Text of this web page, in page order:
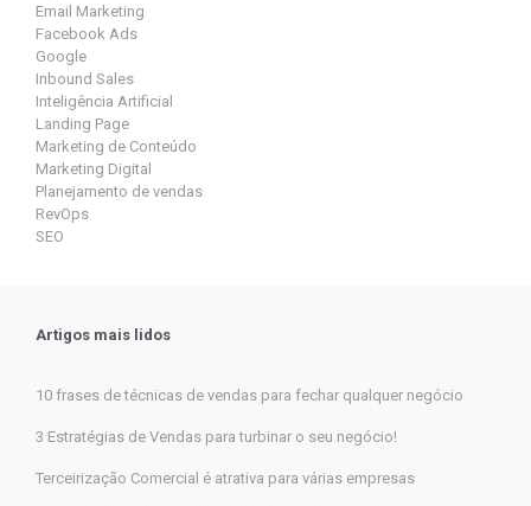
Email Marketing
Facebook Ads
Google
Inbound Sales
Inteligência Artificial
Landing Page
Marketing de Conteúdo
Marketing Digital
Planejamento de vendas
RevOps
SEO
Artigos mais lidos
10 frases de técnicas de vendas para fechar qualquer negócio
3 Estratégias de Vendas para turbinar o seu negócio!
Terceirização Comercial é atrativa para várias empresas